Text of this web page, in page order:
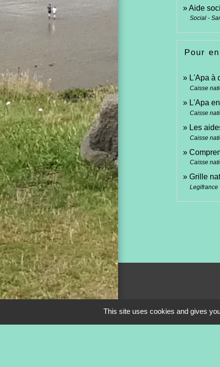
Aide
Social -
Pour
L'Apa à
Caisse
L'Apa
Caisse
Les
Caisse
Caisse
Grille
Legifrance
This site uses cookies and gives